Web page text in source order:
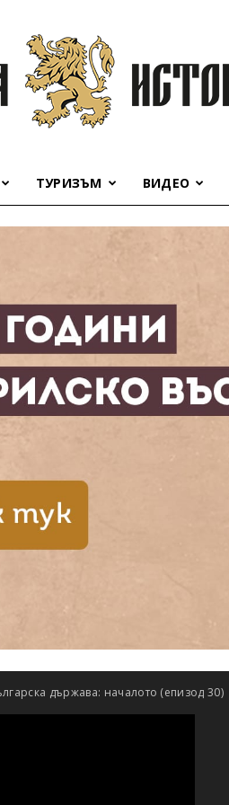
история
ТУРИЗЪМ ВИДЕО
държава: началото (епизод 30)